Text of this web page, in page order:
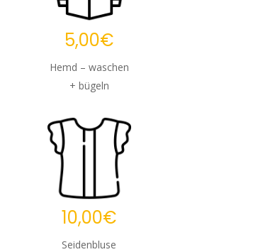
5,00€
Hemd – waschen
+ bügeln
10,00€
Seidenbluse